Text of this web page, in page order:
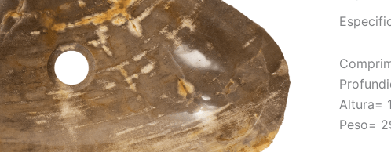
Altura=
Peso=